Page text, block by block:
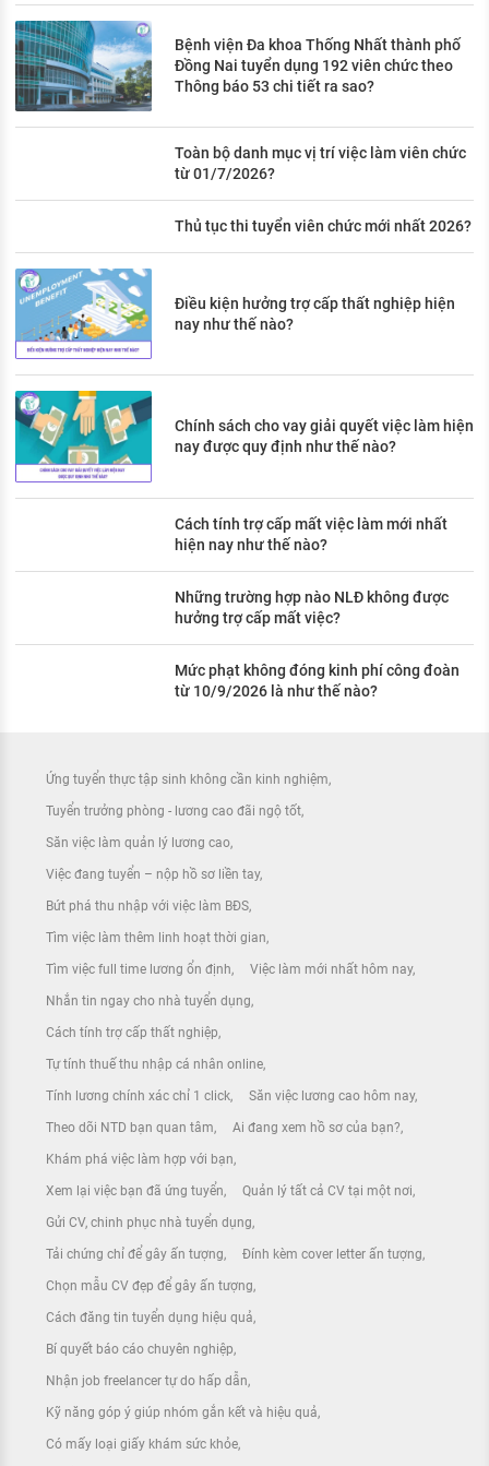
Bệnh viện Đa khoa Thống Nhất thành phố
Đồng Nai tuyển dụng 192 viên chức theo
Thông báo 53 chi tiết ra sao?
Toàn bộ danh mục vị trí việc làm viên chức
từ 01/7/2026?
Thủ tục thi tuyển viên chức mới nhất 2026?
Điều kiện hưởng trợ cấp thất nghiệp hiện
nay như thế nào?
Chính sách cho vay giải quyết việc làm hiện
nay được quy định như thế nào?
Cách tính trợ cấp mất việc làm mới nhất
hiện nay như thế nào?
Những trường hợp nào NLĐ không được
hưởng trợ cấp mất việc?
Mức phạt không đóng kinh phí công đoàn
từ 10/9/2026 là như thế nào?
Ứng tuyển thực tập sinh không cần kinh nghiệm
Tuyển trưởng phòng - lương cao đãi ngộ tốt
Săn việc làm quản lý lương cao
Việc đang tuyển – nộp hồ sơ liền tay
Bứt phá thu nhập với việc làm BĐS
Tìm việc làm thêm linh hoạt thời gian
Tìm việc full time lương ổn định Việc làm mới nhất hôm nay
Nhắn tin ngay cho nhà tuyển dụng
Cách tính trợ cấp thất nghiệp
Tự tính thuế thu nhập cá nhân online
Tính lương chính xác chỉ 1 click Săn việc lương cao hôm nay
Theo dõi NTD bạn quan tâm Ai đang xem hồ sơ của bạn?
Khám phá việc làm hợp với bạn
Xem lại việc bạn đã ứng tuyển Quản lý tất cả CV tại một nơi
Gửi CV, chinh phục nhà tuyển dụng
Tải chứng chỉ để gây ấn tượng Đính kèm cover letter ấn tượng
Chọn mẫu CV đẹp để gây ấn tượng
Cách đăng tin tuyển dụng hiệu quả
Bí quyết báo cáo chuyên nghiệp
Nhận job freelancer tự do hấp dẫn
Kỹ năng góp ý giúp nhóm gắn kết và hiệu quả
Có mấy loại giấy khám sức khỏe